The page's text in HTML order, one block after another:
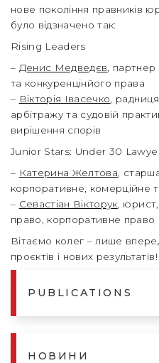
нове покоління правників
було відзначено так:
Rising Leaders
– Денис Медведєв ,
та конкуренцінйого права
– Вікторія Івасечко ,
арбітражу та судовій
вирішення спорів
Junior Stars: Under 30
– Катерина Желтова ,
корпоративне, комерційне
– Севастіан Вікторук ,
право, корпоративне право
Вітаємо колег – лише
проєктів і нових результатів!
PUBLICATIONS
НОВИНИ